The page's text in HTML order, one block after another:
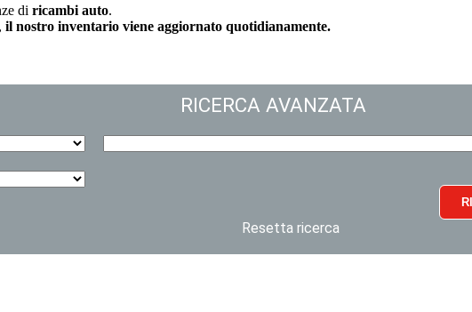
di ricambi auto.
il nostro inventario viene aggiornato quotidianamente.
RICERCA AVANZATA
Resetta ricerca